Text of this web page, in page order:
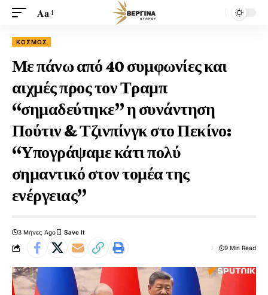
Aa
ΚΟΣΜΟΣ
Με πάνω από 40 συμφωνίες και
αιχμές προς τον Τραμπ
“σημαδεύτηκε” η συνάντηση
Πούτιν & Τζινπίνγκ στο Πεκίνο:
“Υπογράψαμε κάτι πολύ
σημαντικό στον τομέα της
ενέργειας”
3 Μήνες Ago
9 Min Read